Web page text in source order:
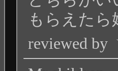
もらえた
reviewed by